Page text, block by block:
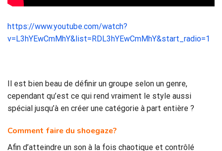
https://www.youtube.com/watch?
v=L3hYEwCmMhY&list=RDL3hYEwCmMhY&start_radio=1
Il est bien beau de définir un groupe selon un genre,
cependant qu’est ce qui rend vraiment le style aussi
spécial jusqu’à en créer une catégorie à part entière ?
Comment faire du shoegaze?
Afin d’atteindre un son à la fois chaotique et contrôlé